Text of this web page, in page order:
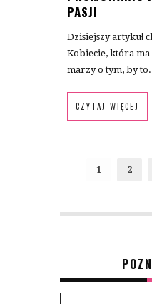
PASJI
Dzisiejszy artykuł
Kobiecie, która
marzy o tym, by
CZYTAJ WIĘCEJ
1 2